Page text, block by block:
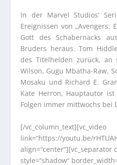
In der Marvel Studios‘
Ereignissen von „Avengers:
Gott des Schabernacks
Bruders heraus. Tom
des Titelhelden zurück, an
Wilson, Gugu Mbatha-Raw,
Mosaku und Richard E.
Kate Herron, Hauptautor
Folgen immer mittwochs bei
[/vc_column_text][vc_video
link=“https://youtu.be/
align=“center“][vc_separator
style=“shadow“